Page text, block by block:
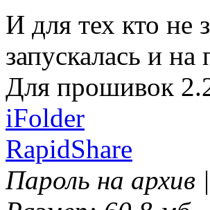
И для тех кто не
запускалась и
Для прошивок
iFolder
RapidShare
Пароль на